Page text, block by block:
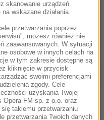
/PAP/EPA
ujrzały szokujące
skanowanie urządzeń.
wskazane działania.
przetwarzania poprzez
możesz również nie
zaawansowanych. W sytuacji
osobowe w innych celach na
w tym zakresie dostępne są
kliknięcie w przycisk
swoimi preferencjami
zgody. Cele
uzyskania Twojej
Opera FM sp. z o.o. oraz
takiemu przetwarzaniu
przetwarzania Twoich danych